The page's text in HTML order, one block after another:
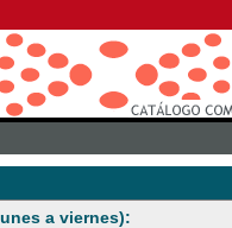
a viernes):